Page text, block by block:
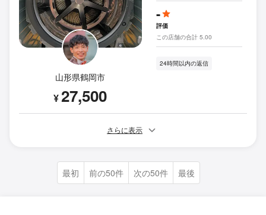
山形県鶴岡市
¥27,500
-
評価
この店舗の合計 5.00
24時間以内の返信
さらに表示
最初 前の50件 次の50件 最後